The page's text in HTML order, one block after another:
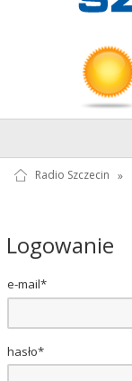
Radio Szczecin »
Logowanie
e-mail*
hasło*